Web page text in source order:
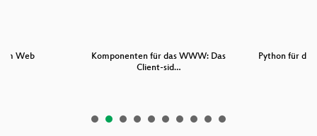
im Web
Komponenten für das WWW: Das
Client-sid…
Python für